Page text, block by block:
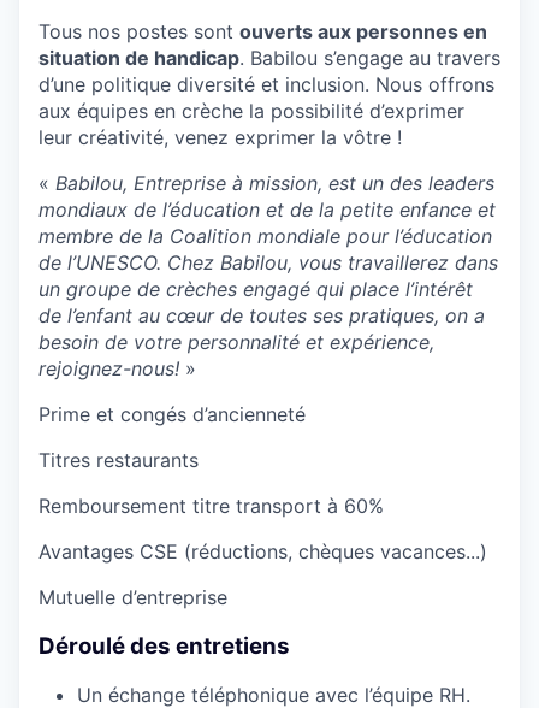
Tous nos postes sont ouverts aux personnes en
situation de handicap. Babilou s’engage au travers
d’une politique diversité et inclusion. Nous offrons
aux équipes en crèche la possibilité d’exprimer
leur créativité, venez exprimer la vôtre !
« Babilou, Entreprise à mission, est un des leaders
mondiaux de l’éducation et de la petite enfance et
membre de la Coalition mondiale pour l’éducation
de l’UNESCO. Chez Babilou, vous travaillerez dans
un groupe de crèches engagé qui place l’intérêt
de l’enfant au cœur de toutes ses pratiques, on a
besoin de votre personnalité et expérience,
rejoignez-nous! »
Prime et congés d’ancienneté
Titres restaurants
Remboursement titre transport à 60%
Avantages CSE (réductions, chèques vacances...)
Mutuelle d’entreprise
Déroulé des entretiens
Un échange téléphonique avec l’équipe RH.